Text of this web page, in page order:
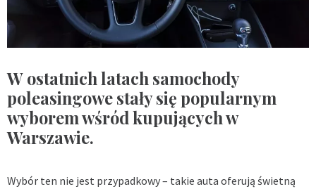
W ostatnich latach samochody
poleasingowe stały się popularnym
wyborem wśród kupujących w
Warszawie.
Wybór ten nie jest przypadkowy – takie auta oferują świetną